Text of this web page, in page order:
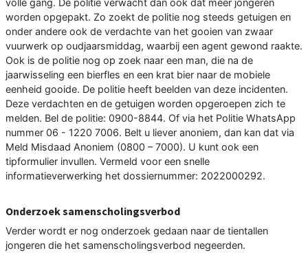
volle gang. De politie verwacht dan ook dat meer jongeren
worden opgepakt. Zo zoekt de politie nog steeds getuigen en
onder andere ook de verdachte van het gooien van zwaar
vuurwerk op oudjaarsmiddag, waarbij een agent gewond raakte.
Ook is de politie nog op zoek naar een man, die na de
jaarwisseling een bierfles en een krat bier naar de mobiele
eenheid gooide. De politie heeft beelden van deze incidenten.
Deze verdachten en de getuigen worden opgeroepen zich te
melden. Bel de politie: 0900-8844. Of via het Politie WhatsApp
nummer 06 - 1220 7006. Belt u liever anoniem, dan kan dat via
Meld Misdaad Anoniem (0800 – 7000). U kunt ook een
tipformulier invullen. Vermeld voor een snelle
informatieverwerking het dossiernummer: 2022000292.
Onderzoek samenscholingsverbod
Verder wordt er nog onderzoek gedaan naar de tientallen
jongeren die het samenscholingsverbod negeerden.